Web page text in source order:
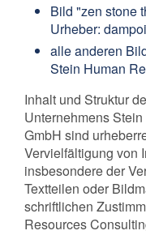
Bild "zen stone
Urheber:
alle anderen
Stein Human
Inhalt und Struktur
Unternehmens
GmbH sind
Vervielfältigung von
insbesondere der
Textteilen oder
schriftlichen
Resources